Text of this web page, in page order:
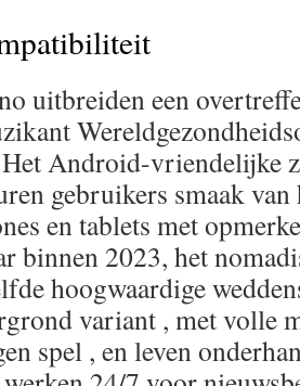
uitbreiden een
Android-vriendelijke
gebruikers smaak
en tablets met
binnen 2023, het
hoogwaardige
variant , met volle
spel , en leven